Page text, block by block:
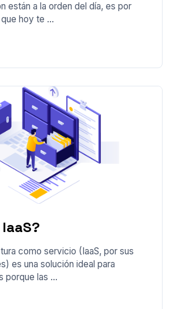
están a la orden del día, es por
hoy te ...
como servicio (IaaS, por sus
es una solución ideal para
porque las ...